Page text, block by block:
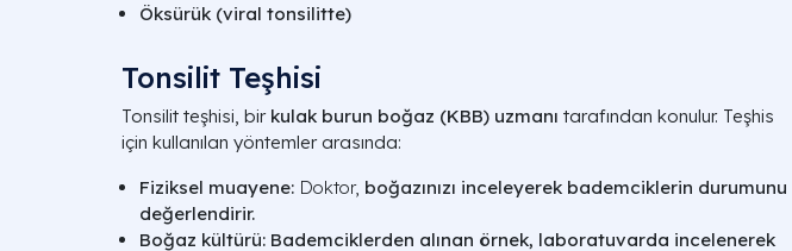
Öksürük (viral tonsilitte)
Tonsilit Teşhisi
Tonsilit teşhisi, bir kulak burun boğaz (KBB) uzmanı tarafından konulur. Teşhis
için kullanılan yöntemler arasında:
Fiziksel muayene: Doktor, boğazınızı inceleyerek bademciklerin durumunu
değerlendirir.
Boğaz kültürü: Bademciklerden alınan örnek, laboratuvarda incelenerek